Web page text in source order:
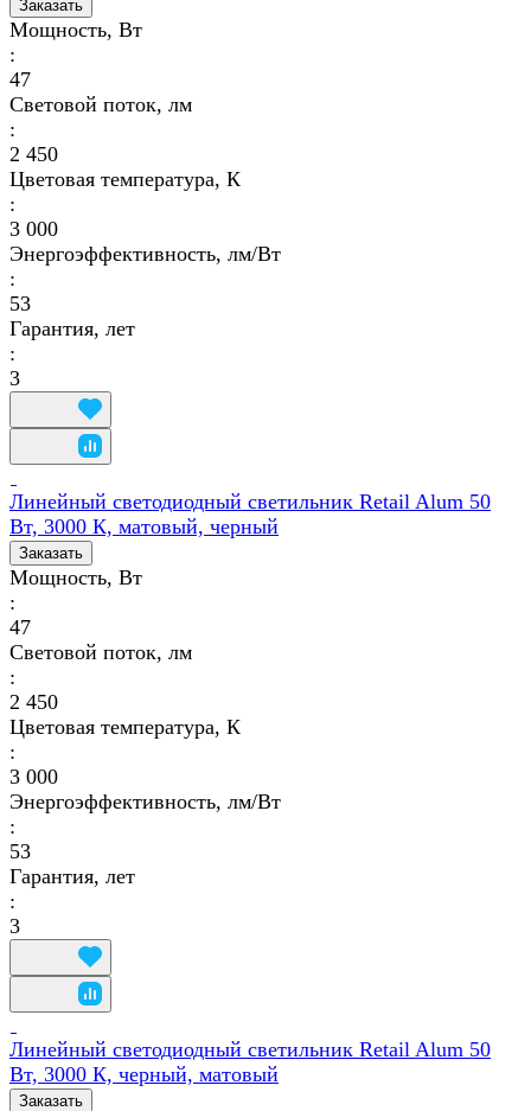
Заказать
Мощность, Вт
:
47
Световой поток, лм
:
2 450
Цветовая температура, К
:
3 000
Энергоэффективность, лм/Вт
:
53
Гарантия, лет
:
3
Линейный светодиодный светильник Retail Alum 50
Вт, 3000 К, матовый, черный
Заказать
Мощность, Вт
:
47
Световой поток, лм
:
2 450
Цветовая температура, К
:
3 000
Энергоэффективность, лм/Вт
:
53
Гарантия, лет
:
3
Линейный светодиодный светильник Retail Alum 50
Вт, 3000 К, черный, матовый
Заказать